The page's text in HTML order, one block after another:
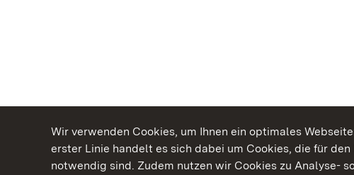
Wir verwenden Cookies, um Ihnen ein optimales
erster Linie handelt es sich dabei um Cookies, die für
notwendig sind. Zudem nutzen wir Cookies zu Analyse-